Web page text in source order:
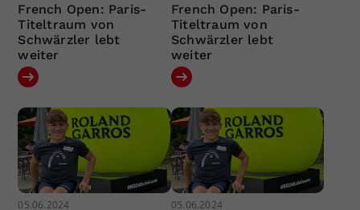
French Open: Paris-
Titeltraum von
Schwärzler lebt
weiter
French Open: Paris-
Titeltraum von
Schwärzler lebt
weiter
05.06.2024 05.06.2024